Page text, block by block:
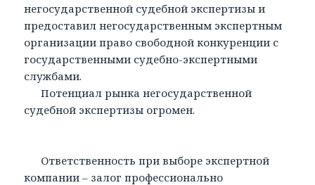
негосударственной судебной экспертизы и
предоставил негосударственным экспертным
организации право свободной конкуренции с
государственными судебно-экспертными
службами.
Потенциал рынка негосударственной
судебной экспертизы огромен.
Ответственность при выборе экспертной
компании – залог профессионально